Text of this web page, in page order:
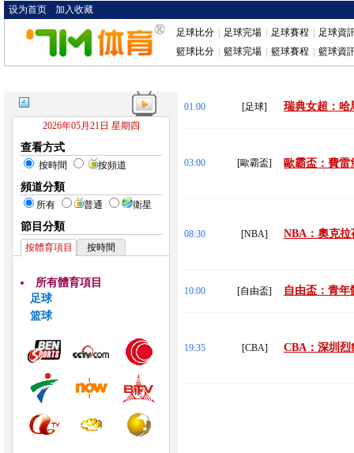
设为首页 加入收藏
足球比分 足球完場 足球賽程
足球資
籃球比分
籃球完場 籃球賽程 籃球資
2026年05月21日 星期四
查看方式
按時間 按頻道
頻道分類
所有 普通 衛星
節目分類
按體育項目 按時間
所有體育項目
足球
篮球
01:00 [足球] 瑞典女超：哈
03:00 [歐霸盃] 歐霸盃：費
08:30 [NBA] NBA：奧克拉
10:00 [自由盃] 自由盃：青
19:35 [CBA] CBA：深圳烈